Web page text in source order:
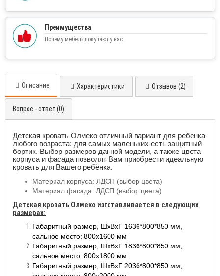
Преимущества
Почему мебель покупают у нас
Описание Характеристики Отзывов (2)
Вопрос - ответ (0)
Детская кровать Олмеко отличный вариант для ребенка
любого возраста: для самых маленьких есть защитный
бортик. Выбор размеров данной модели, а также цвета
корпуса и фасада позволят Вам приобрести идеальную
кровать для Вашего ребёнка.
Материал корпуса: ЛДСП (выбор цвета)
Материал фасада: ЛДСП (выбор цвета)
Детская кровать Олмеко изготавливается в следующих
размерах:
Габаритный размер, ШхВхГ 1636*800*850 мм,
сальное место: 800х1600 мм
Габаритный размер, ШхВхГ 1836*800*850 мм,
сальное место: 800х1800 мм
Габаритный размер, ШхВхГ 2036*800*850 мм,